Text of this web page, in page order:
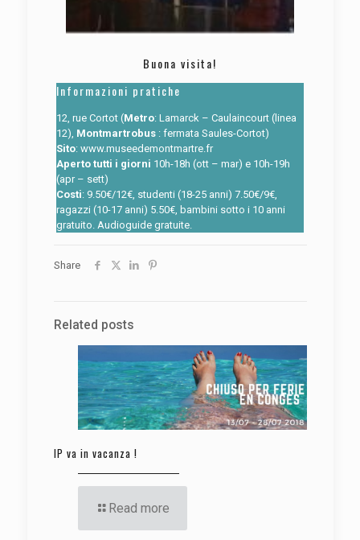
Buona visita!
Informazioni pratiche
12, rue Cortot (Metro: Lamarck – Caulaincourt (linea
12), Montmartrobus : fermata Saules-Cortot)
Sito: www.museedemontmartre.fr
Aperto tutti i giorni 10h-18h (ott – mar) e 10h-19h
(apr – sett)
Costi: 9.50€/12€, studenti (18-25 anni) 7.50€/9€,
ragazzi (10-17 anni) 5.50€, bambini sotto i 10 anni
gratuito. Audioguide gratuite.
Share
Related posts
IP va in vacanza !
Read more